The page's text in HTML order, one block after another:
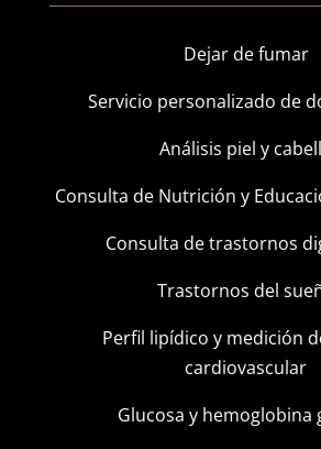
Dejar de fumar
Servicio personalizado de
Análisis piel y
Consulta de Nutrición y
Consulta de trastornos
Trastornos del
Perfil lipídico y medición
cardiovascular
Glucosa y hemoglobina